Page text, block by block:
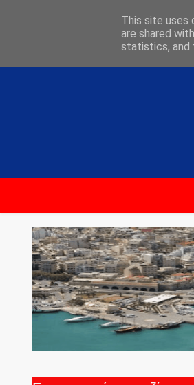
This site uses
are shared
statistics, and